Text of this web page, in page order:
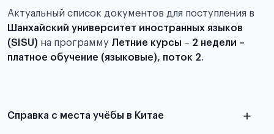
Актуальный список документов для поступления в
Шанхайский университет иностранных языков
(SISU) на программу Летние курсы – 2 недели –
платное обучение (языковые), поток 2.
Справка с места учёбы в Китае